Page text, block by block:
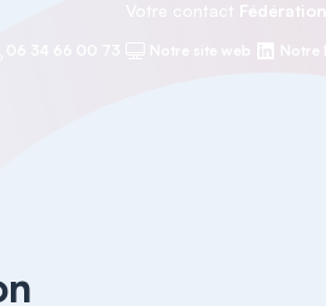
Votre contact
Notre site web Notre